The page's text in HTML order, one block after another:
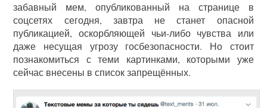
забавный мем, опубликованный на странице в
соцсетях сегодня, завтра не станет опасной
публикацией, оскорбляющей чьи-либо чувства или
даже несущая угрозу госбезопасности. Но стоит
познакомиться с теми картинками, которыми уже
сейчас внесены в список запрещённых.